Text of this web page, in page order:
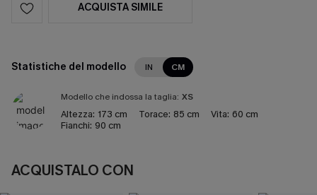
ACQUISTA SIMILE
Statistiche del modello IN CM
Modello che indossa la taglia: XS
Altezza: 173 cm Torace: 85 cm Vita: 60 cm
Fianchi: 90 cm
ACQUISTALO CON